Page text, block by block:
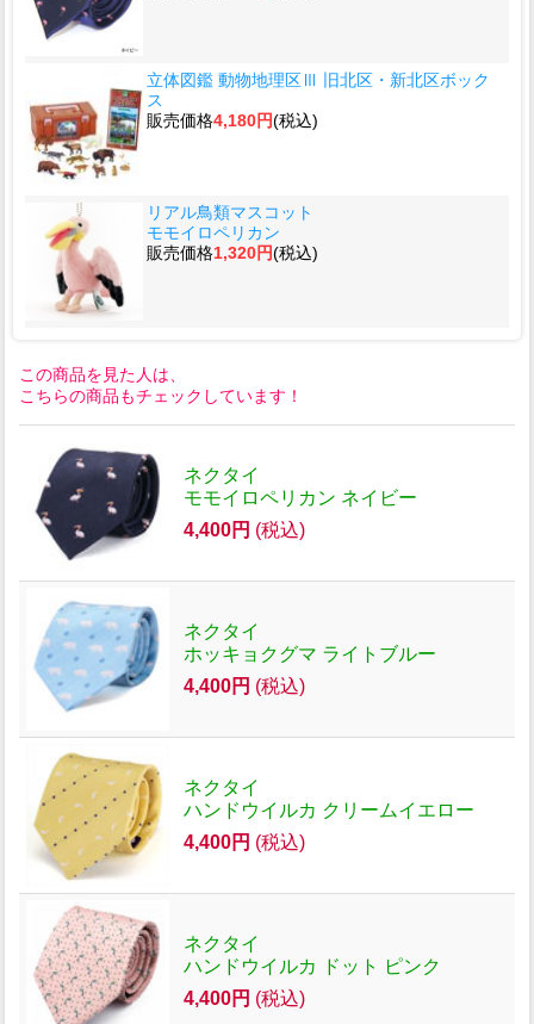
立体図鑑 動物地理区Ⅲ 旧北区・新北区ボック
ス
販売価格4,180円(税込)
リアル鳥類マスコット
モモイロペリカン
販売価格1,320円(税込)
この商品を見た人は、
こちらの商品もチェックしています！
ネクタイ
モモイロペリカン ネイビー
4,400円 (税込)
ネクタイ
ホッキョクグマ ライトブルー
4,400円 (税込)
ネクタイ
ハンドウイルカ クリームイエロー
4,400円 (税込)
ネクタイ
ハンドウイルカ ドット ピンク
4,400円 (税込)